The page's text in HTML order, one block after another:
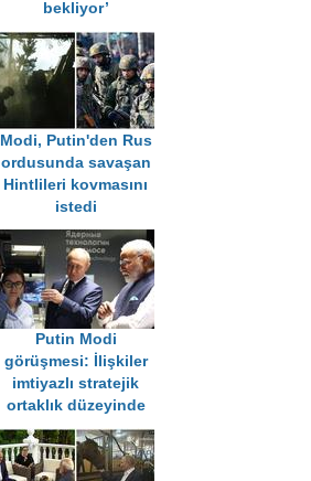
bekliyor’
Modi, Putin'den Rus
ordusunda savaşan
Hintlileri kovmasını
istedi
Putin Modi
görüşmesi: İlişkiler
imtiyazlı stratejik
ortaklık düzeyinde